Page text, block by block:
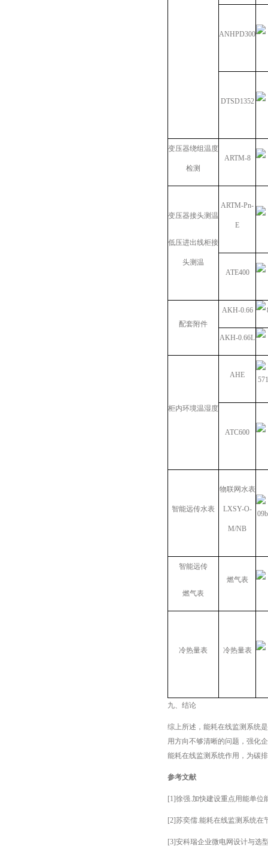
ANHPD300
DTSD1352
变压器绕组温度
检测
ARTM-8
变压器接头测温
低压进出线柜接
头测温
ARTM-Pn-
E
ATE400
配套附件
AKH-0.66
AKH-0.66L
柜内环境温湿度
AHE
ATC600
智能远传水表
物联网水表
LXSY-O-
M/NB
智能远传
燃气表
燃气表
冷热量表 冷热量表
九、结论
综上所述，能耗在线监测系统
用方向不够清晰的问题，强化
能耗在线监测系统作用，为碳
参考文献
[1]徐强.加快建设重点用能单位
[2]苏奕儒.能耗在线监测系统在
[3]安科瑞企业微电网设计与选